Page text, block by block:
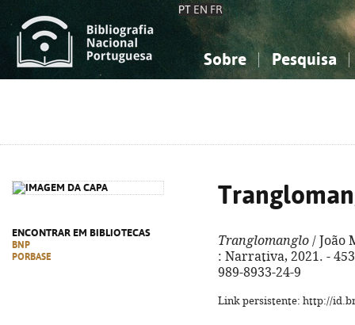
PT EN FR
Sobre Pesquisa
ENCONTRAR EM BIBLIOTECAS
BNP
PORBASE
Tranglomanglo / João
: Narrativa, 2021. -
989-8933-24-9
Link persistente: http://